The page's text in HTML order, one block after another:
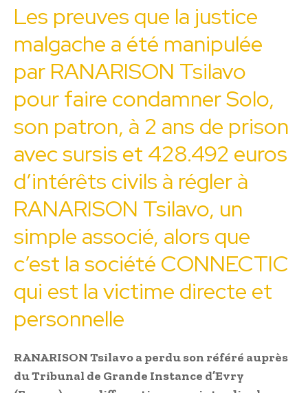
Les preuves que la justice
malgache a été manipulée
par RANARISON Tsilavo
pour faire condamner Solo,
son patron, à 2 ans de prison
avec sursis et 428.492 euros
d’intérêts civils à régler à
RANARISON Tsilavo, un
simple associé, alors que
c’est la société CONNECTIC
qui est la victime directe et
personnelle
RANARISON Tsilavo a perdu son référé auprès
du Tribunal de Grande Instance d’Evry